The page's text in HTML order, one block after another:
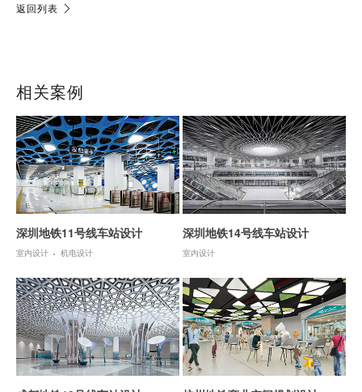
返回列表
相关案例
深圳地铁11号线车站设计
室内设计 机电设计
深圳地铁14号线车站设计
室内设计